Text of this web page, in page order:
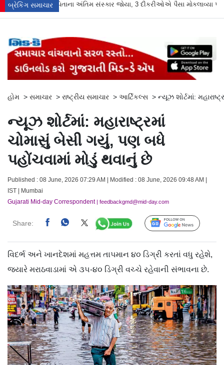
બ્રેકિંગ સમાચાર
જોયા, 3 દીકરીઓએ પૈસા મોકલાવ્યા પણ હાજરી ન આપી “બીજા
હોમ > સમાચાર > રાષ્ટ્રીય સમાચાર > આર્ટિકલ્સ > ન્યૂઝ શોર્ટમાં:
ન્યૂઝ શોર્ટમાં: મહારાષ્ટ્રમાં
ચોમાસું બેસી ગયું, પણ બધે
પહોંચવામાં મોડું થવાનું છે
Published : 08 June, 2026 07:29 AM | Modified : 08 June, 2026 09:48 AM |
IST | Mumbai
Gujarati Mid-day Correspondent| feedbackgmd@mid-day.com
Share: Follow Us
વિદર્ભ અને ખાનદેશમાં મહત્તમ તાપમાન ૪૦ ડિગ્રી કરતાં વધુ રહેશે,
જ્યારે મરાઠવાડામાં એ ૩૫-૪૦ ડિગ્રી વચ્ચે રહેવાની સંભાવના છે.